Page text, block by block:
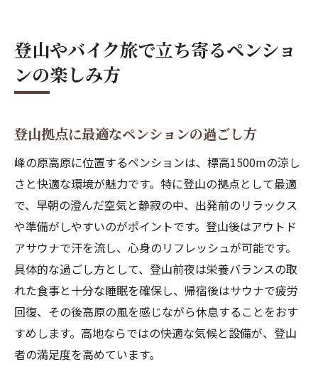
登山やバイク旅で立ち寄るペンショ
ンの楽しみ方
登山拠点に最適なペンションの過ごし方
峰の原高原に位置するペンションは、標高1500mの涼し
さと快適な環境が魅力です。特に登山の拠点として最適
で、早朝の澄んだ空気と静寂の中、出発前のリラックス
や準備がしやすいのがポイントです。登山後はアウトド
アサウナで汗を流し、心身のリフレッシュが可能です。
具体的な過ごし方として、登山前夜は栄養バランスの取
れた食事と十分な睡眠を確保し、帰宿後はサウナで疲労
回復、その後高原の風を感じながら休息することをおす
すめします。高地ならではの快適な気候と設備が、登山
者の満足度を高めています。